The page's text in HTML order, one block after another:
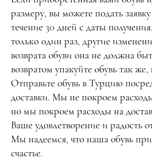
размеру, вы можете подать
течение 30 дней с даты
только один раз, другие
возврата обуви она не должна
возвратом упакуйте обувь так
Отправьте обувь в Турцию
доставки. Мы не покроем
но мы покроем расходы на
Ваше удовлетворение и радость
Мы надеемся, что наша обувь
счастье.